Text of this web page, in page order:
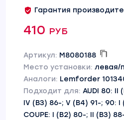
Гарантия
410 руб
Артикул: M8080188
Место установки: левая/
Аналоги: Lemforder
Подходит для: AUDI 80: II
IV (B3) 86-; V (B4) 91-; 90:
COUPE: I (B2) 80-; II (B3)